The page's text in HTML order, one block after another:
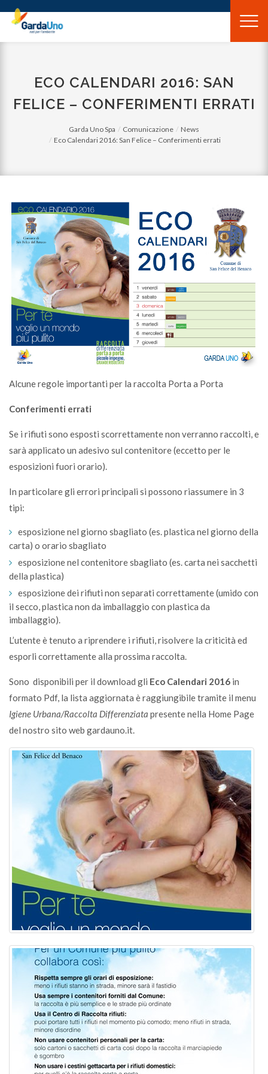
Gardauno
Spa
ECO CALENDARI 2016: SAN
FELICE – CONFERIMENTI ERRATI
Garda Uno Spa Comunicazione
News
Eco Calendari 2016: San Felice – Conferimenti errati
Alcune regole importanti per la raccolta Porta a Porta
Conferimenti errati
Se i rifiuti sono esposti scorrettamente non verranno raccolti, e
sarà applicato un adesivo sul contenitore (eccetto per le
esposizioni fuori orario).
In particolare gli errori principali si possono riassumere in 3
tipi:
esposizione nel giorno sbagliato (es. plastica nel giorno della
carta) o orario sbagliato
esposizione nel contenitore sbagliato (es. carta nei sacchetti
della plastica)
esposizione dei rifiuti non separati correttamente (umido con
il secco, plastica non da imballaggio con plastica da
imballaggio).
L’utente è tenuto a riprendere i rifiuti, risolvere la criticità ed
esporli correttamente alla prossima raccolta.
Sono disponibili per il download gli Eco Calendari 2016 in
formato Pdf, la lista aggiornata è raggiungibile tramite il menu
Igiene Urbana/Raccolta Differenziata presente nella Home Page
del nostro sito web gardauno.it.